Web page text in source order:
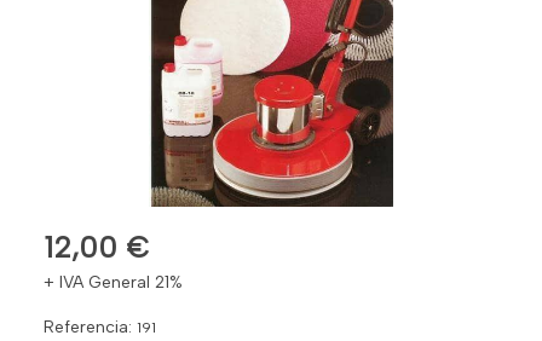
12,00 €
+ IVA General 21%
Referencia: 191